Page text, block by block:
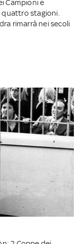
Campioni e
stagioni.
rimarrà nei secoli